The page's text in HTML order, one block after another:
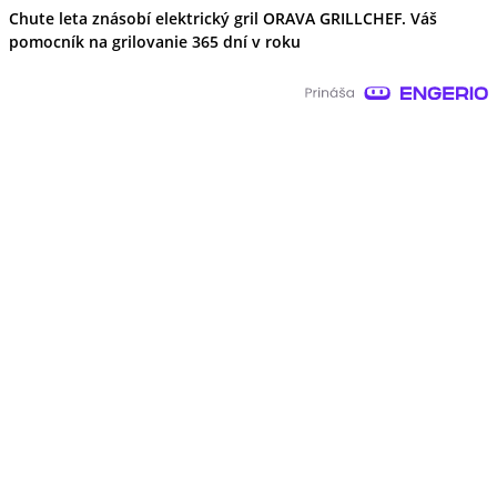
Chute leta znásobí elektrický gril ORAVA GRILLCHEF. Váš
pomocník na grilovanie 365 dní v roku